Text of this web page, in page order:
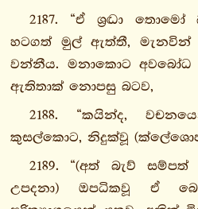
උදානපාළි
ඉතිවුත්තකපාළි
සුත්තනිපාතො
විමානවත්ථුපාළි
පෙතවත්ථුපාළි
ථෙරගාථාපාළි
ථෙරීගාථාපාළි
ජාතකපාළි
මහානිද්දෙසපාළි
2187. “ඒ ශ්‍රද්‍ධා
හටගත් මුල් ඇත්තී, මැනවින්
වන්නීය. මනාකොට අවබෝධ
ඇතිතාක් නොපසු බටව,
2188. “කයින්ද,
කුසල්කොට, නිදුක්වූ
2189. “(අත් බැව්
උපදනා) ඔපධිකවූ ඒ